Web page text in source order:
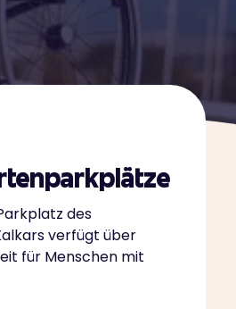
des
verfügt über
für Menschen mit